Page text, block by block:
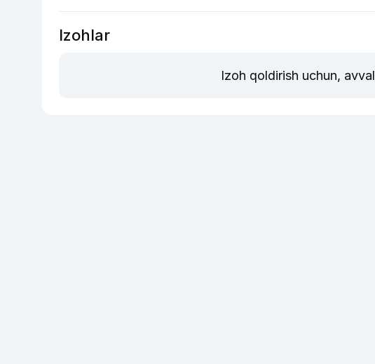
Izohlar
Izoh qoldirish uchun, avval